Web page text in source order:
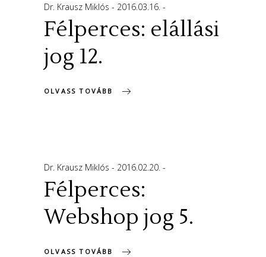
Dr. Krausz Miklós 2016.03.16.
Félperces: elállási
jog 12.
OLVASS TOVÁBB
Dr. Krausz Miklós 2016.02.20.
Félperces:
Webshop jog 5.
OLVASS TOVÁBB